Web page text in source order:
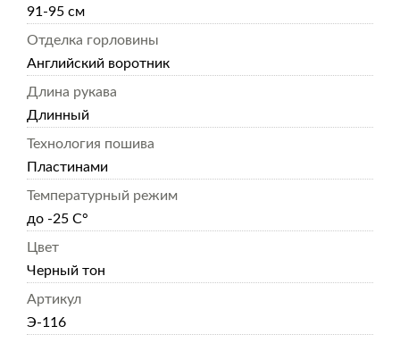
91-95 см
Отделка горловины
Английский воротник
Длина рукава
Длинный
Технология пошива
Пластинами
Температурный режим
до -25 С°
Цвет
Черный тон
Артикул
Э-116